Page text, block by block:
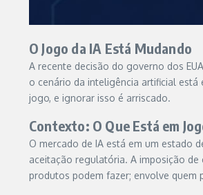
O Jogo da IA Está Mudando
A recente decisão do governo dos
o cenário da inteligência artificial está
jogo, e ignorar isso é arriscado.
Contexto: O Que Está em
O mercado de IA está em um estado
aceitação regulatória. A imposição
produtos podem fazer; envolve quem